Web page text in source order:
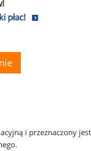
płac!
i przeznaczony jest